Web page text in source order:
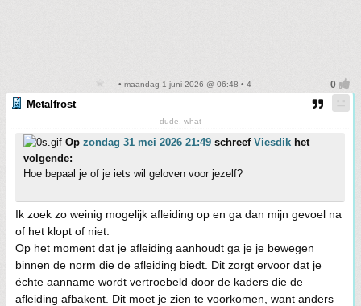
• maandag 1 juni 2026 @ 06:48 • 4
Metalfrost
dude, what
Op zondag 31 mei 2026 21:49 schreef Viesdik het
volgende:
Hoe bepaal je of je iets wil geloven voor jezelf?
Ik zoek zo weinig mogelijk afleiding op en ga dan mijn gevoel na
of het klopt of niet.
Op het moment dat je afleiding aanhoudt ga je je bewegen
binnen de norm die de afleiding biedt. Dit zorgt ervoor dat je
échte aanname wordt vertroebeld door de kaders die de
afleiding afbakent. Dit moet je zien te voorkomen, want anders